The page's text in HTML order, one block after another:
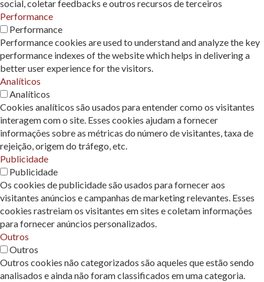
social, coletar feedbacks e outros recursos de terceiros
Performance
Performance
Performance cookies are used to understand and analyze the key
performance indexes of the website which helps in delivering a
better user experience for the visitors.
Analíticos
Analíticos
Cookies analíticos são usados ​​para entender como os visitantes
interagem com o site. Esses cookies ajudam a fornecer
informações sobre as métricas do número de visitantes, taxa de
rejeição, origem do tráfego, etc.
Publicidade
Publicidade
Os cookies de publicidade são usados ​​para fornecer aos
visitantes anúncios e campanhas de marketing relevantes. Esses
cookies rastreiam os visitantes em sites e coletam informações
para fornecer anúncios personalizados.
Outros
Outros
Outros cookies não categorizados são aqueles que estão sendo
analisados ​​e ainda não foram classificados em uma categoria.